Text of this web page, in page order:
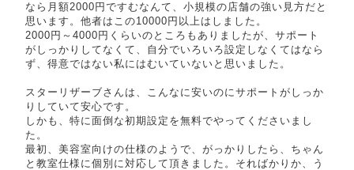
なら月額2000円ですむなんて、小規模の店舗の強い見方だと
思います。他者はこの10000円以上はしました。
2000円～4000円くらいのところもありましたが、サポート
がしっかりしてなくて、自分でいろいろ設定しなくてはなら
ず、得意ではない私にはむいていないと思いました。
スターリザーブさんは、こんなに安いのにサポートがしっか
りしていて安心です。
しかも、特に面倒な初期設定を無料でやってくださいまし
た。
最初、美容室向けの仕様のようで、がっかりしたら、ちゃん
と教室仕様に個別に対応して頂きました。そればかりか、う